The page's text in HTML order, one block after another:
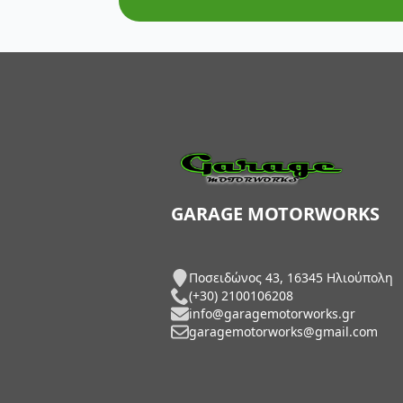
BMW Genuine Parts
GARAGE MOTORWORKS
Ποσειδώνος 43, 16345 Ηλιούπολη
(+30) 2100106208
info@garagemotorworks.gr
garagemotorworks@gmail.com